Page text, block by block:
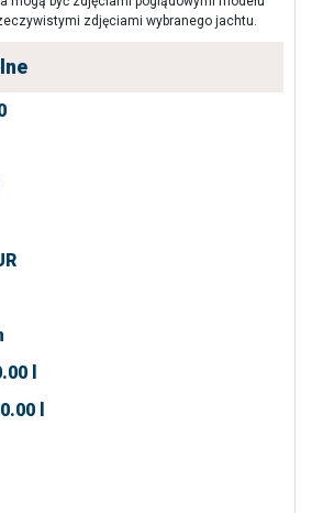
zdjęciami wybranego jachtu.
l
l